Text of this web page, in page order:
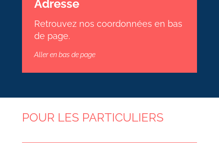
Adresse
Retrouvez nos coordonnées en bas
de page.
Aller en bas de page
POUR LES PARTICULIERS